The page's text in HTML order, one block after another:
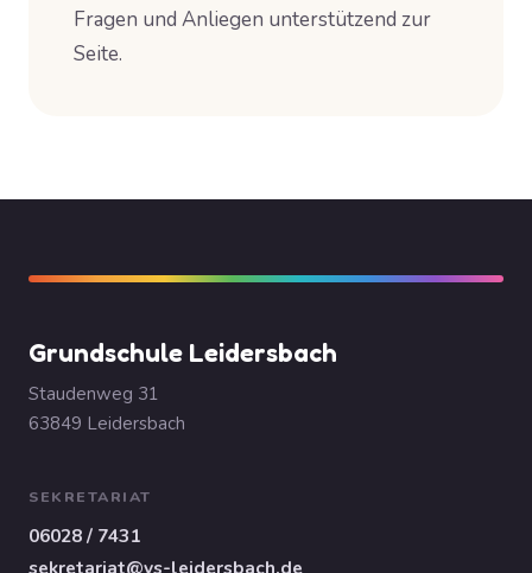
Fragen und Anliegen unterstützend zur
Seite.
Grundschule Leidersbach
Staudenweg 31
63849 Leidersbach
SEKRETARIAT
06028 / 7431
sekretariat@vs-leidersbach.de